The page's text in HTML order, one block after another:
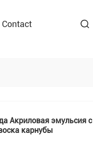
Contact
Акриловая эмульсия с
карнубы